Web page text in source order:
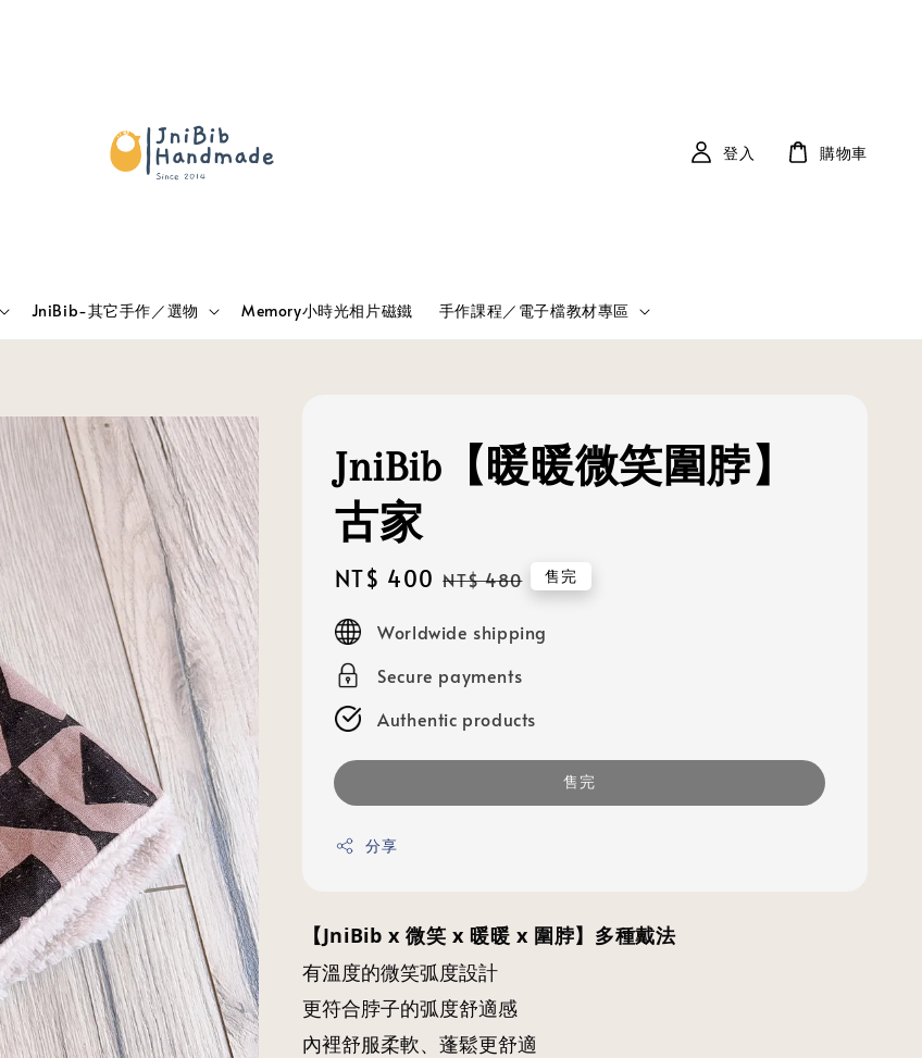
JniBib-其它手作／選物 Memory小時光相片磁鐵 手作課程／電子檔教材專區
登入 購物車
JniBib【暖暖微笑圍脖】
古家
Sale
price
NT$ 400 Regular
NT$ 480 售完
Worldwide shipping
Secure payments
Authentic products
售完
分享
【JniBib x 微笑 x 暖暖 x 圍脖】多種戴法
有溫度的微笑弧度設計
更符合脖子的弧度舒適感
內裡舒服柔軟、蓬鬆更舒適